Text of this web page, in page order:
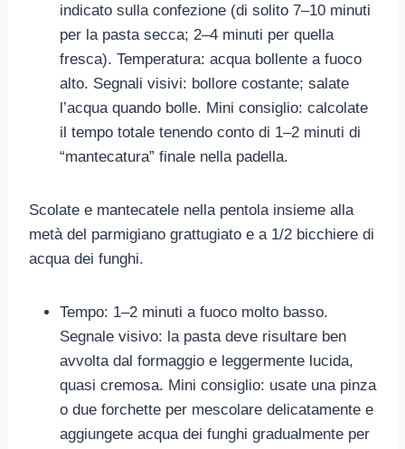
indicato sulla confezione (di solito 7–10 minuti
per la pasta secca; 2–4 minuti per quella
fresca). Temperatura: acqua bollente a fuoco
alto. Segnali visivi: bollore costante; salate
l’acqua quando bolle. Mini consiglio: calcolate
il tempo totale tenendo conto di 1–2 minuti di
“mantecatura” finale nella padella.
Scolate e mantecatele nella pentola insieme alla
metà del parmigiano grattugiato e a 1/2 bicchiere di
acqua dei funghi.
Tempo: 1–2 minuti a fuoco molto basso.
Segnale visivo: la pasta deve risultare ben
avvolta dal formaggio e leggermente lucida,
quasi cremosa. Mini consiglio: usate una pinza
o due forchette per mescolare delicatamente e
aggiungete acqua dei funghi gradualmente per